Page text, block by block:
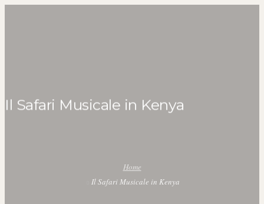
HOME
Il Safari Musicale in Kenya
Home
Il Safari Musicale in Kenya